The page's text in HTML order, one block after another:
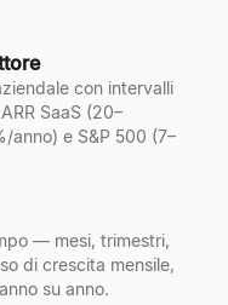
con intervalli
SaaS (20–
anno) e S&P 500 (7–
— mesi, trimestri,
di crescita mensile,
su anno.